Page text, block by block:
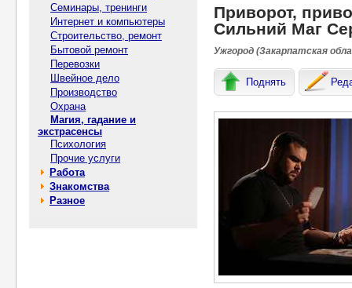
Семинары, тренинги
Интернет и компьютеры
Строительство, ремонт
Бытовой ремонт
Перевозки
Швейное дело
Производство
Охрана
Магия, гадание и
экстрасенсы
Психология
Прочие услуги
Работа
Знакомства
Разное
Приворот,
Сильний Маг
Ужгород (Закарпатская
Поднять